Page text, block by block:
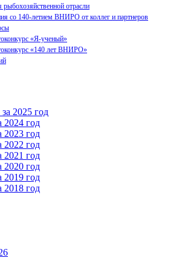
отрасли
со 140-летием ВНИРО от коллег и партнеров
«Я-ученый»
«140 лет ВНИРО»
2025 год
2024 год
2023 год
2022 год
2021 год
2020 год
2019 год
2018 год